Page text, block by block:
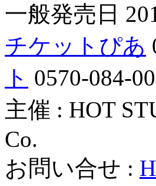
一般発売日
チケットぴあ
ト 0570-084-
主催 : HOT
Co.
お問い合せ :